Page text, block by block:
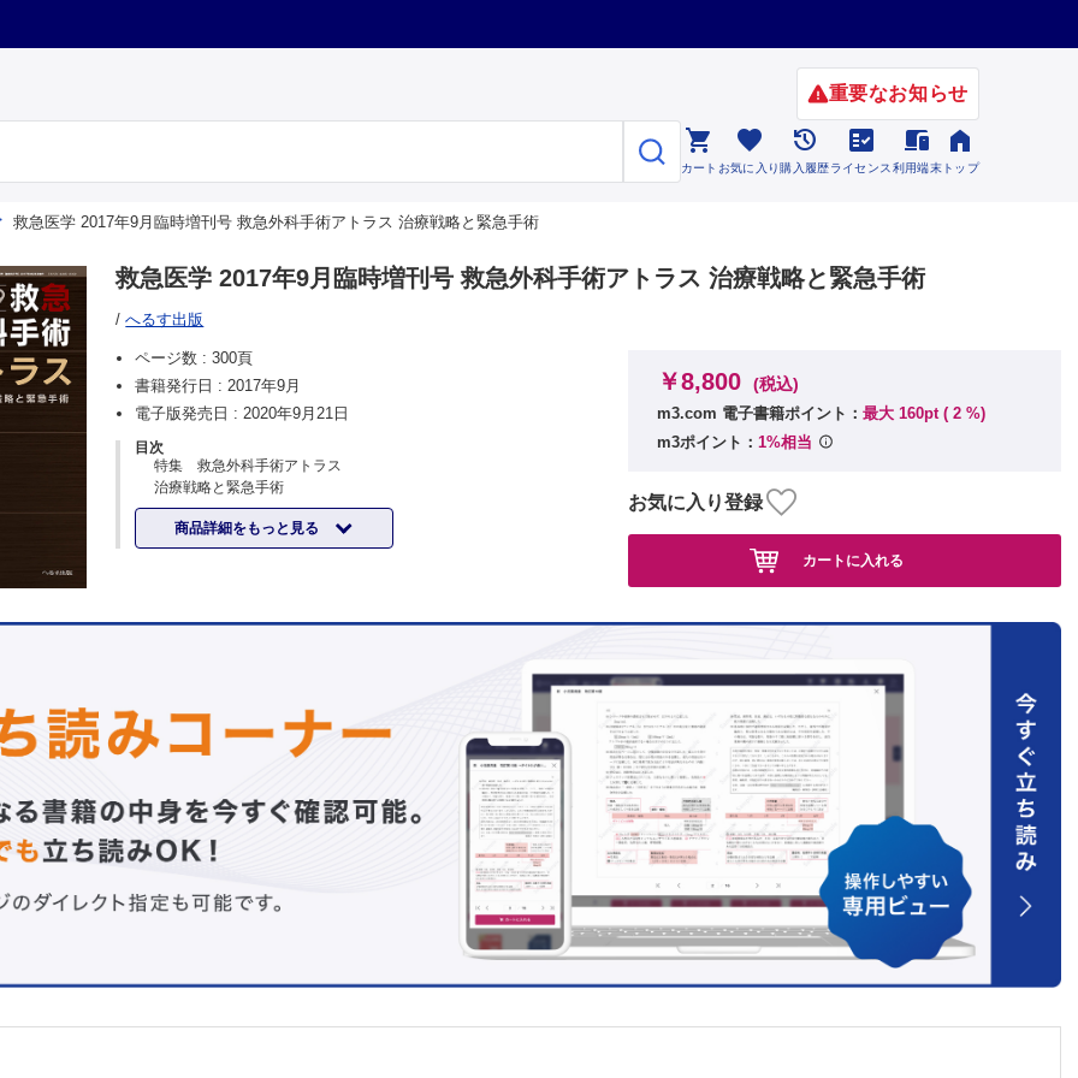
重要なお知らせ

カート

お気に入り

購入履歴

ライセンス

利用端末

トップ
救急医学 2017年9月臨時増刊号 救急外科手術アトラス 治療戦略と緊急手術
救急医学 2017年9月臨時増刊号 救急外科手術アトラス 治療戦略と緊急手術
/へるす出版
ページ数 :300頁
書籍発行日 :2017年9月
電子版発売日 :2020年9月21日
目次
特集 救急外科手術アトラス
治療戦略と緊急手術
エディトリアル
特集にあたって 『救急医学』編集委員会
1．多発外傷の治療戦略
埼玉医科大学総合医療センター高度救命救急センター／大饗 和憲
帯穿刺/切開術
独立行政法人国立病院機構仙台医療センター救命救急センター/救
亀田総合病院救命救急科／葛西 猛
日本医科大学千葉北総病院救命救急センター／安松 比呂志 他
公立豊岡病院但馬救命救急センター／小林 誠人
東京医科歯科大学医学部附属病院救命救急センターERセンター／
10．食道破裂・穿孔の診断と治療戦略
商品詳細をもっと見る
￥8,800 (税込)
m3.com 電子書籍ポイント： 最大 160pt ( 2 %)
m3ポイント： 1%相当
お気に入り登録
カートに入れる